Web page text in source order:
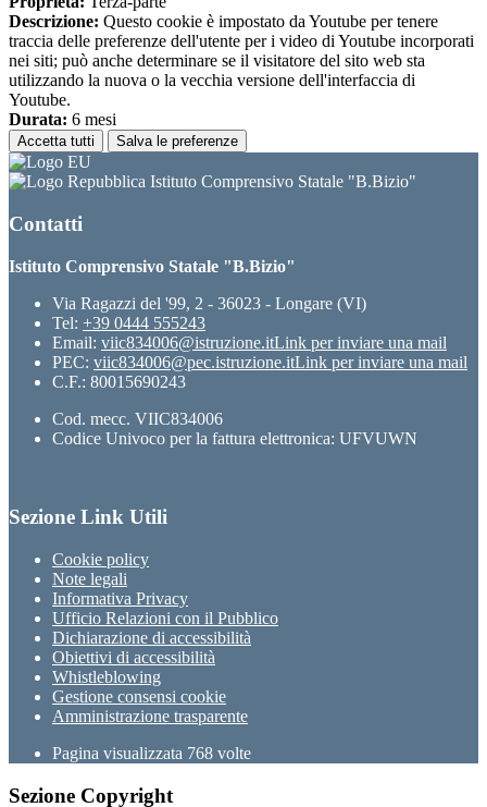
Descrizione: Questo cookie è impostato da Youtube per tenere
traccia delle preferenze dell'utente per i video di Youtube incorporati
nei siti; può anche determinare se il visitatore del sito web sta
utilizzando la nuova o la vecchia versione dell'interfaccia di
Youtube.
Durata: 6 mesi
Accetta tutti Salva le preferenze
Istituto Comprensivo Statale "B.Bizio"
Contatti
Istituto Comprensivo Statale "B.Bizio"
Via Ragazzi del '99, 2 - 36023 - Longare (VI)
Tel: +39 0444 555243
Email: viic834006@istruzione.itLink per inviare una mail
PEC: viic834006@pec.istruzione.itLink per inviare una mail
C.F.: 80015690243
Cod. mecc. VIIC834006
Codice Univoco per la fattura elettronica: UFVUWN
Sezione Link Utili
Cookie policy
Note legali
Informativa Privacy
Ufficio Relazioni con il Pubblico
Dichiarazione di accessibilità
Obiettivi di accessibilità
Whistleblowing
Gestione consensi cookie
Amministrazione trasparente
Pagina visualizzata 768 volte
Sezione Copyright